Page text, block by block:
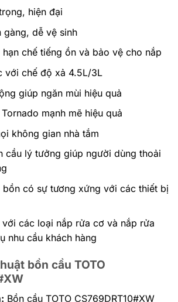
hiện đại
gàng, dễ vệ sinh
chế tiếng ồn và bảo vệ cho nắp
với chế độ xả 4.5L/3L
giúp ngăn mùi hiệu quả
mạnh mẽ hiệu quả
không gian nhà tắm
cầu lý tưởng giúp người dùng thoải
bồn có sự tương xứng với các thiết bị
các loại nắp rửa cơ và nắp rửa
nhu cầu khách hàng
bồn cầu TOTO
Bồn cầu TOTO CS769DRT10#XW